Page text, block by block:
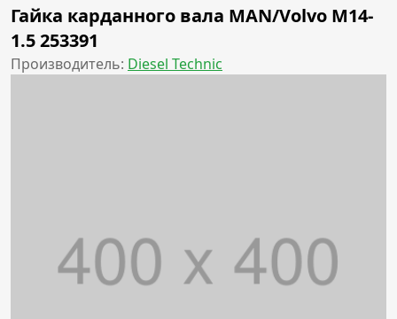
Гайка карданного вала MAN/Volvo M14-
1.5 253391
Производитель: Diesel Technic